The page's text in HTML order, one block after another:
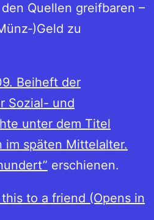
Quellen greifbaren –
zu
Beiheft der
Sozial- und
unter dem Titel
im späten Mittelalter.
erschienen.
to a friend (Opens in